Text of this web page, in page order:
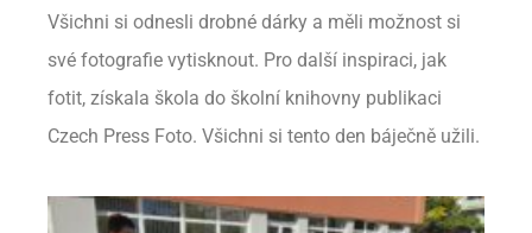
Všichni si odnesli drobné dárky a měli možnost si
své fotografie vytisknout. Pro další inspiraci, jak
fotit, získala škola do školní knihovny publikaci
Czech Press Foto. Všichni si tento den báječně užili.